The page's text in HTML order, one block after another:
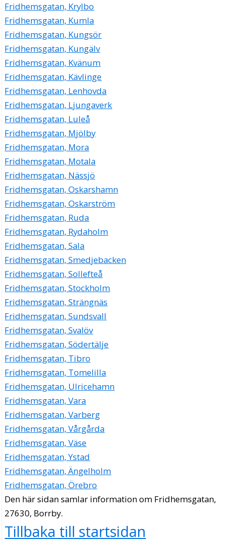
Fridhemsgatan, Krylbo
Fridhemsgatan, Kumla
Fridhemsgatan, Kungsör
Fridhemsgatan, Kungälv
Fridhemsgatan, Kvänum
Fridhemsgatan, Kävlinge
Fridhemsgatan, Lenhovda
Fridhemsgatan, Ljungaverk
Fridhemsgatan, Luleå
Fridhemsgatan, Mjölby
Fridhemsgatan, Mora
Fridhemsgatan, Motala
Fridhemsgatan, Nässjö
Fridhemsgatan, Oskarshamn
Fridhemsgatan, Oskarström
Fridhemsgatan, Ruda
Fridhemsgatan, Rydaholm
Fridhemsgatan, Sala
Fridhemsgatan, Smedjebacken
Fridhemsgatan, Sollefteå
Fridhemsgatan, Stockholm
Fridhemsgatan, Strängnäs
Fridhemsgatan, Sundsvall
Fridhemsgatan, Svalöv
Fridhemsgatan, Södertälje
Fridhemsgatan, Tibro
Fridhemsgatan, Tomelilla
Fridhemsgatan, Ulricehamn
Fridhemsgatan, Vara
Fridhemsgatan, Varberg
Fridhemsgatan, Vårgårda
Fridhemsgatan, Väse
Fridhemsgatan, Ystad
Fridhemsgatan, Ängelholm
Fridhemsgatan, Örebro
Den här sidan samlar information om Fridhemsgatan,
27630, Borrby.
Tillbaka till startsidan